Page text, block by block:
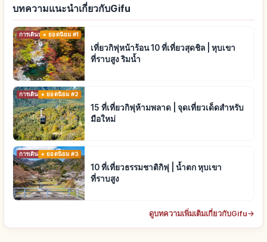
บทความแนะนำเกี่ยวกับGifu
การเดินทาง ยอดนิยม #1
เที่ยวกิฟุหน้าร้อน 10 ที่เที่ยวสุดชิล | หุบเขา
ที่ราบสูง ริมน้ำ
การเดินทางยอดนิยม #2
15 ที่เที่ยวกิฟุห้ามพลาด | จุดเที่ยวเด็ดสำหรับ
มือใหม่
การเดินทางยอดนิยม #3
10 ที่เที่ยวธรรมชาติกิฟุ | น้ำตก หุบเขา
ที่ราบสูง
ดูบทความเพิ่มเติมเกี่ยวกับGifu→